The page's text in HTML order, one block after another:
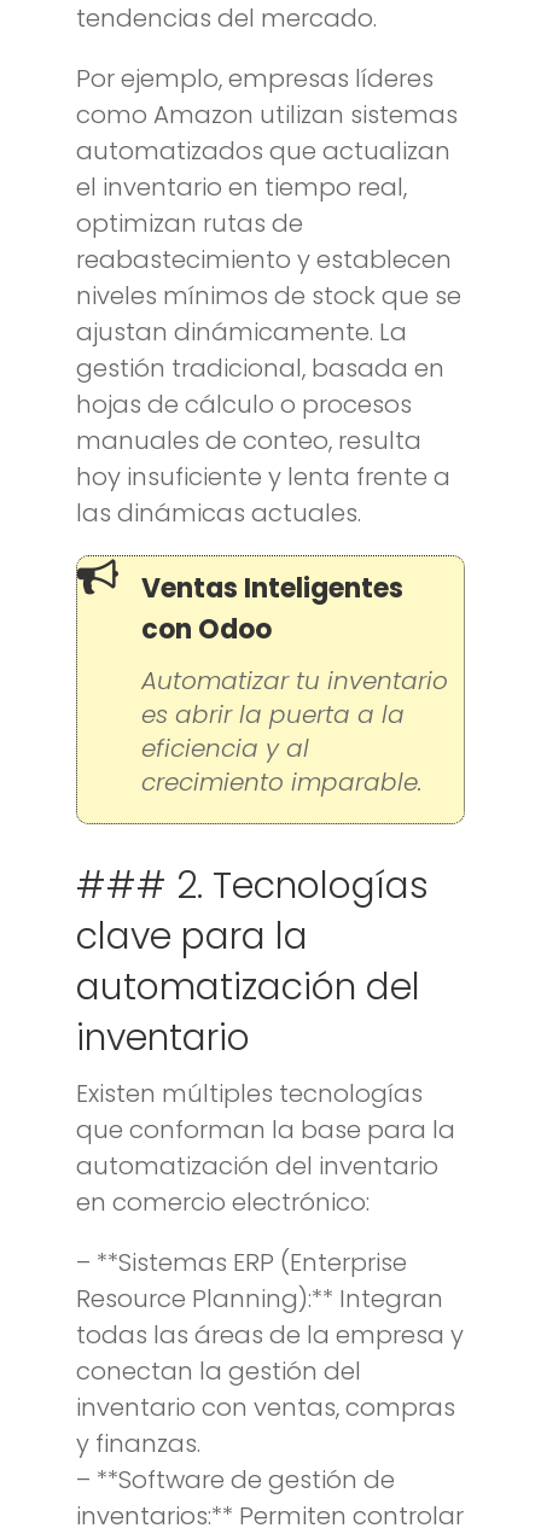
tendencias del mercado.
Por ejemplo, empresas líderes
como Amazon utilizan sistemas
automatizados que actualizan
el inventario en tiempo real,
optimizan rutas de
reabastecimiento y establecen
niveles mínimos de stock que se
ajustan dinámicamente. La
gestión tradicional, basada en
hojas de cálculo o procesos
manuales de conteo, resulta
hoy insuficiente y lenta frente a
las dinámicas actuales.
Ventas Inteligentes
con Odoo
Automatizar tu inventario
es abrir la puerta a la
eficiencia y al
crecimiento imparable.
### 2. Tecnologías
clave para la
automatización del
inventario
Existen múltiples tecnologías
que conforman la base para la
automatización del inventario
en comercio electrónico:
– **Sistemas ERP (Enterprise
Resource Planning):** Integran
todas las áreas de la empresa y
conectan la gestión del
inventario con ventas, compras
y finanzas.
– **Software de gestión de
inventarios:** Permiten controlar